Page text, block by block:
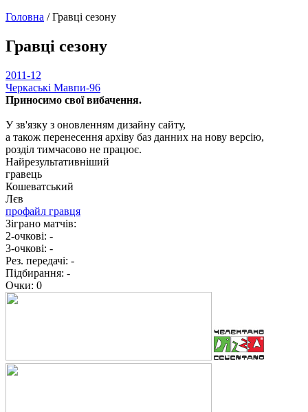
Головна /Гравці сезону
Гравці сезону
2011-12
Черкаські Мавпи-96
Приносимо свої вибачення.
У зв'язку з оновленням дизайну сайту,
а також перенесення архіву баз данних на нову версію,
розділ тимчасово не працює.
Найрезультативніший
гравець
Кошеватський
Лєв
профайл гравця
Зіграно матчів:
2-очкові: -
3-очкові: -
Рез. передачі: -
Підбирання: -
Очки: 0